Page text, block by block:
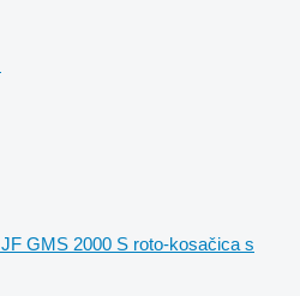
JF GMS 2000 S roto-kosačica s